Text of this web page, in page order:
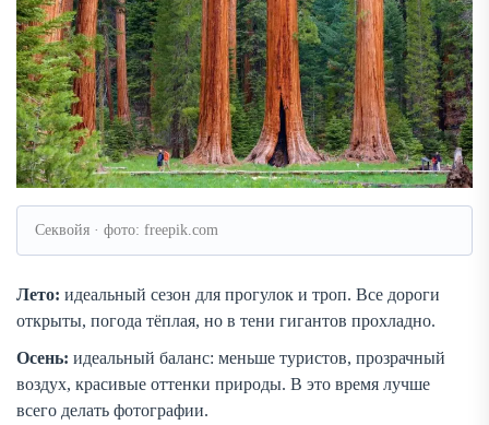
Секвойя · фото: freepik.com
Лето: идеальный сезон для прогулок и троп. Все дороги
открыты, погода тёплая, но в тени гигантов прохладно.
Осень: идеальный баланс: меньше туристов, прозрачный
воздух, красивые оттенки природы. В это время лучше
всего делать фотографии.